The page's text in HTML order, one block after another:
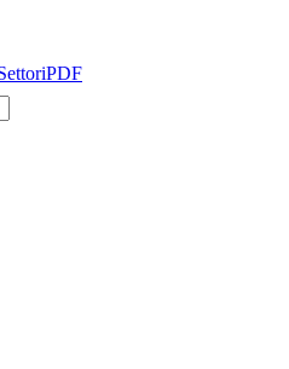
PDF